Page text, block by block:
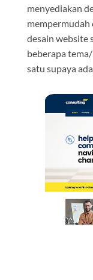
menyediakan
desain website
beberapa
satu supaya